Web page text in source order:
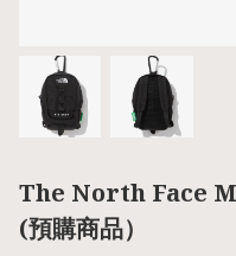
The North Face
(預購商品）